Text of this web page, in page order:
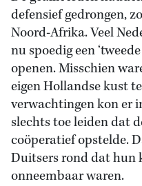
defensief gedrongen,
Noord-Afrika. Veel
nu spoedig een
openen. Misschien
eigen Hollandse kust
verwachtingen kon er
slechts toe leiden dat
coöperatief opstelde.
Duitsers rond dat hun
onneembaar waren.